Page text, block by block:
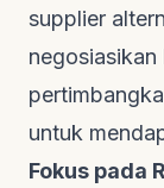
supplier
negosiasikan
untuk
Fokus pada